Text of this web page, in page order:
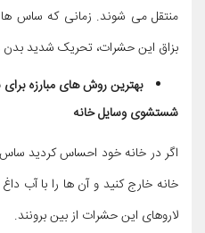
منتقل می شوند. زمانی که ساس
بزاق این حشرات، تحریک شدید
بهترین روش های مبارزه
شستشوی وسایل خانه
اگر در خانه خود احساس کردید ساس
خانه خارج کنید و آن ها را با آب
لاروهای این حشرات از بین برونند.